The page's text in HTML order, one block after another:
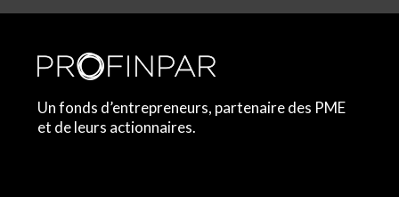
Un fonds d’entrepreneurs, partenaire des PME
et de leurs actionnaires.